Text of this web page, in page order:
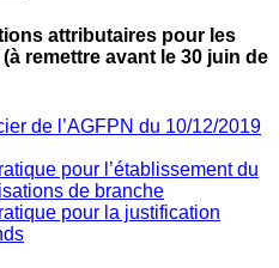
attributaires pour les
(à remettre avant le 30 juin de
de l’AGFPN du 10/12/2019
pour l’établissement du
de branche
pour la justification